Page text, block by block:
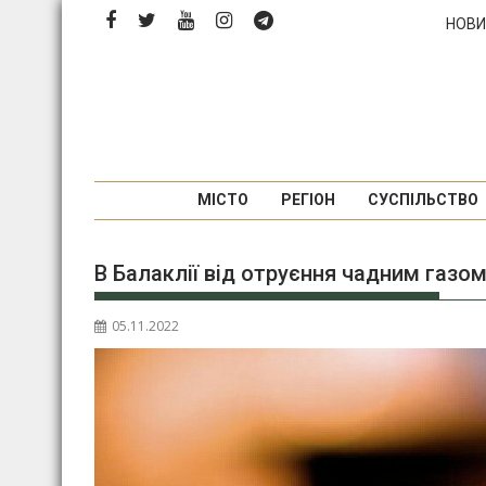
Перейти
МІСТО РЕГІОН СУСПІЛЬСТВО
В Балаклії від отруєння чадним
05.11.2022